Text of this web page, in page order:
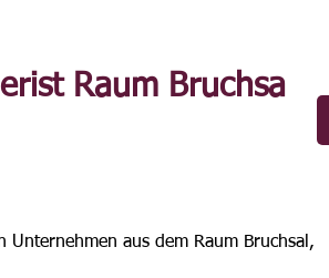
Raum Bruchsal
aus dem Raum Bruchsal,